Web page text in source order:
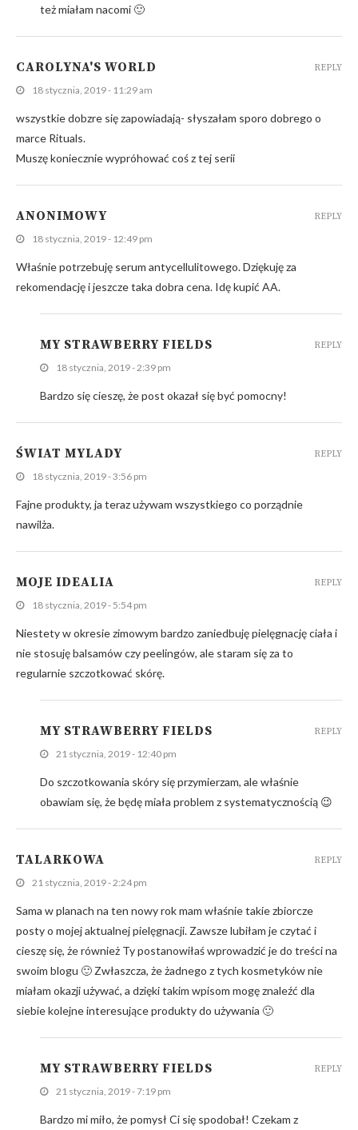
też miałam nacomi 🙂
CAROLYNA'S WORLD
18 stycznia, 2019 - 11:29 am
wszystkie dobzre się zapowiadają- słyszałam sporo dobrego o
marce Rituals.
Muszę koniecznie wypróhować coś z tej serii
REPLY
ANONIMOWY
18 stycznia, 2019 - 12:49 pm
Właśnie potrzebuję serum antycellulitowego. Dziękuję za
rekomendację i jeszcze taka dobra cena. Idę kupić AA.
REPLY
MY STRAWBERRY FIELDS
18 stycznia, 2019 - 2:39 pm
Bardzo się cieszę, że post okazał się być pomocny!
REPLY
ŚWIAT MYLADY
18 stycznia, 2019 - 3:56 pm
Fajne produkty, ja teraz używam wszystkiego co porządnie
nawilża.
REPLY
MOJE IDEALIA
18 stycznia, 2019 - 5:54 pm
Niestety w okresie zimowym bardzo zaniedbuję pielęgnację ciała i
nie stosuję balsamów czy peelingów, ale staram się za to
regularnie szczotkować skórę.
REPLY
MY STRAWBERRY FIELDS
21 stycznia, 2019 - 12:40 pm
Do szczotkowania skóry się przymierzam, ale właśnie
obawiam się, że będę miała problem z systematycznością 😉
REPLY
TALARKOWA
21 stycznia, 2019 - 2:24 pm
Sama w planach na ten nowy rok mam właśnie takie zbiorcze
posty o mojej aktualnej pielęgnacji. Zawsze lubiłam je czytać i
cieszę się, że również Ty postanowiłaś wprowadzić je do treści na
swoim blogu 🙂 Zwłaszcza, że żadnego z tych kosmetyków nie
miałam okazji używać, a dzięki takim wpisom mogę znaleźć dla
siebie kolejne interesujące produkty do używania 🙂
REPLY
MY STRAWBERRY FIELDS
21 stycznia, 2019 - 7:19 pm
Bardzo mi miło, że pomysł Ci się spodobał! Czekam z
REPLY